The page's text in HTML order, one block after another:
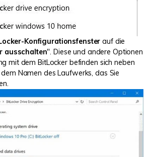
Konfigurationsfenster auf die
ausschalten". Diese und andere Optionen
mit dem BitLocker befinden sich neben
Namen des Laufwerks, das Sie